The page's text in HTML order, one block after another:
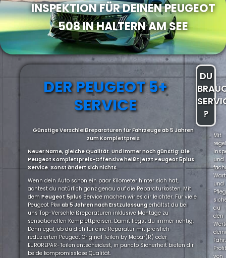
INSPEKTION FÜR DEINEN PEUGEOT
508 IN HALTERN AM SEE
DER PEUGEOT 5+
SERVICE
Günstige Verschleißreparaturen für Fahrzeuge ab 5 Jahren
zum Komplettpreis
Neuer Name, gleiche Qualität. Und immer noch günstig: Die
Peugeot Komplettpreis-Offensive heißt jetzt Peugeot 5plus
Service. Sonst ändert sich nichts.
Wenn dein Auto schon ein paar Kilometer hinter sich hat,
achtest du natürlich ganz genau auf die Reparaturkosten. Mit
dem Peugeot 5plusService machen wir es dir leichter. Für viele
Peugeot Pkwab 5 Jahren nach Erstzulassungerhältst du bei
uns Top-Verschleißreparaturen inklusive Montage zu
sensationellen Komplettpreisen. Damit liegst du immer richtig.
Denn egal, ob du dich für eine Reparatur mit preislich
reduzierten Peugeot Original Teilen by Mopar(R) oder
EUROREPAR-Teilen entscheidest, in puncto Sicherheit bieten dir
beide kompromisslose Qualität.
DU
?
Mit
und
und
du
den
von